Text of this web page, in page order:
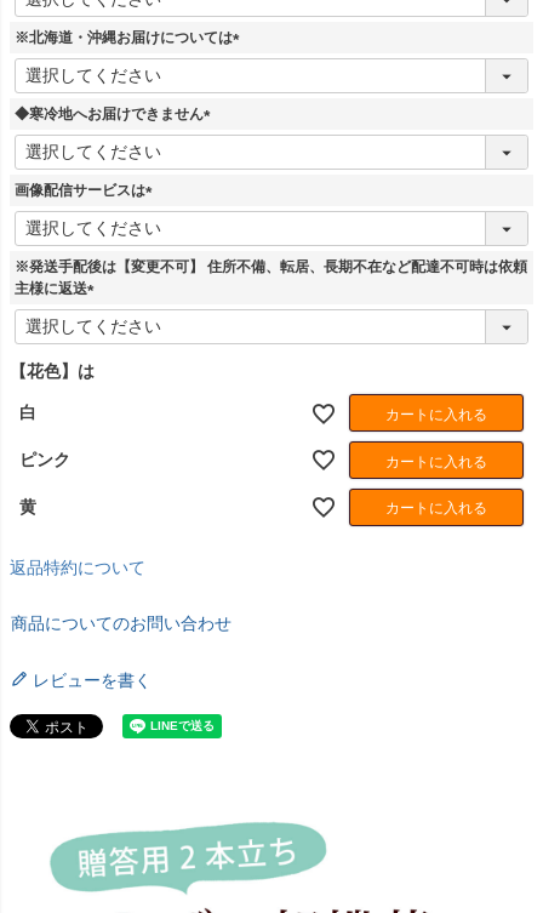
必
須
※北海道・沖縄お届けについては
(
◆寒冷地へお届けできません
(
画像配信サービスは
(
必
須
※発送手配後は【変更不可】 住所不備、転居、長期不在など配達不可時は依頼
主様に返送
(
必
)
【花色】は
白 カートに入れる
ピンク カートに入れる
黄 カートに入れる
返品特約について
商品についてのお問い合わせ
レビューを書く